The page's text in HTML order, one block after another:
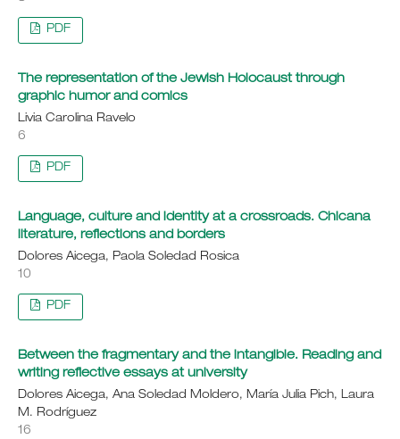
PDF
The representation of the Jewish Holocaust through
graphic humor and comics
Livia Carolina Ravelo
6
PDF
Language, culture and identity at a crossroads. Chicana
literature, reflections and borders
Dolores Aicega, Paola Soledad Rosica
10
PDF
Between the fragmentary and the intangible. Reading and
writing reflective essays at university
Dolores Aicega, Ana Soledad Moldero, María Julia Pich, Laura
M. Rodríguez
16